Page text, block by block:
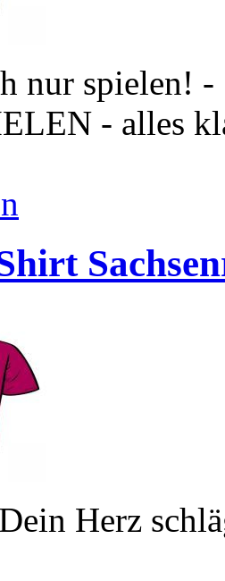
nur spielen! -
- alles
Herz